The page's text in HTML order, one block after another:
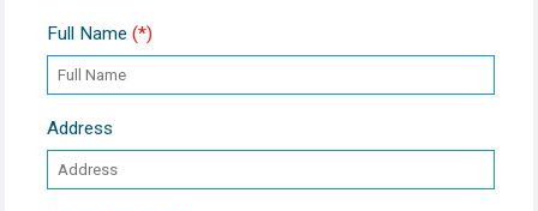
Full Name (*)
Address